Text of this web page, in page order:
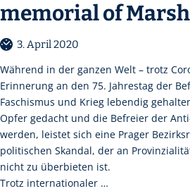
memorial of
3. April 2020
Während in der ganzen Welt – trotz
Erinnerung an den 75. Jahrestag der
Faschismus und Krieg lebendig
Opfer gedacht und die Befreier der
werden, leistet sich eine Prager
politischen Skandal, der an
nicht zu überbieten ist.
Trotz internationaler …